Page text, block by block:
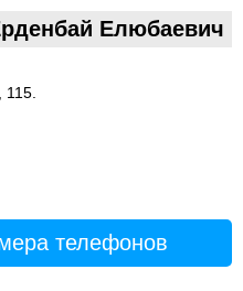
Елюбаевич
телефонов